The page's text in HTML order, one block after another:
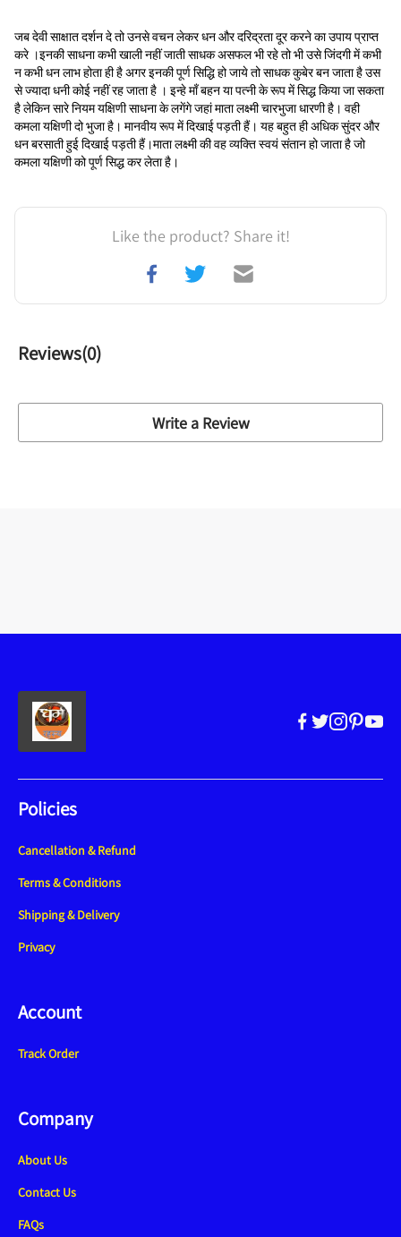
जब देवी साक्षात दर्शन दे तो उनसे वचन लेकर धन और दरिद्रता दूर करने का उपाय प्राप्त
करे ।इनकी साधना कभी खाली नहीं जाती साधक असफल भी रहे तो भी उसे जिंदगी में कभी
न कभी धन लाभ होता ही है अगर इनकी पूर्ण सिद्धि हो जाये तो साधक कुबेर बन जाता है उस
से ज्यादा धनी कोई नहीं रह जाता है । इन्हे माँ बहन या पत्नी के रूप में सिद्ध किया जा सकता
है लेकिन सारे नियम यक्षिणी साधना के लगेंगे जहां माता लक्ष्मी चारभुजा धारणी है। वही
कमला यक्षिणी दो भुजा है। मानवीय रूप में दिखाई पड़ती हैं। यह बहुत ही अधिक सुंदर और
धन बरसाती हुई दिखाई पड़ती हैं।माता लक्ष्मी की वह व्यक्ति स्वयं संतान हो जाता है जो
कमला यक्षिणी को पूर्ण सिद्ध कर लेता है।
Like the product? Share it!
Reviews(0)
Write a Review
Policies
Cancellation & Refund
Terms & Conditions
Shipping & Delivery
Privacy
Account
Track Order
Company
About Us
Contact Us
FAQs